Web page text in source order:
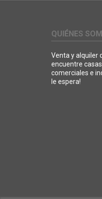
QUIÉNES
Venta y alquiler
encuentre
comerciales e
le espera!